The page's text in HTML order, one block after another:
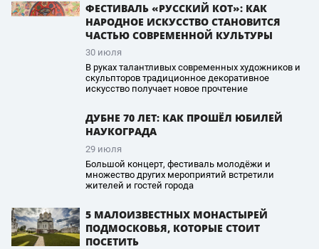
ФЕСТИВАЛЬ «РУССКИЙ КОТ»: КАК
НАРОДНОЕ ИСКУССТВО СТАНОВИТСЯ
ЧАСТЬЮ СОВРЕМЕННОЙ КУЛЬТУРЫ
30 июля
В руках талантливых современных художников и
скульпторов традиционное декоративное
искусство получает новое прочтение
ДУБНЕ 70 ЛЕТ: КАК ПРОШЁЛ ЮБИЛЕЙ
НАУКОГРАДА
29 июля
Большой концерт, фестиваль молодёжи и
множество других мероприятий встретили
жителей и гостей города
5 МАЛОИЗВЕСТНЫХ МОНАСТЫРЕЙ
ПОДМОСКОВЬЯ, КОТОРЫЕ СТОИТ
ПОСЕТИТЬ